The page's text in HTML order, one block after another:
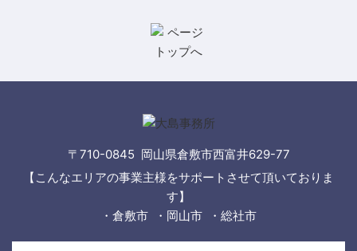
〒710-0845 岡山県倉敷市西富井629-77
【こんなエリアの事業主様をサポートさせて頂いておりま
す】
・倉敷市 ・岡山市 ・総社市